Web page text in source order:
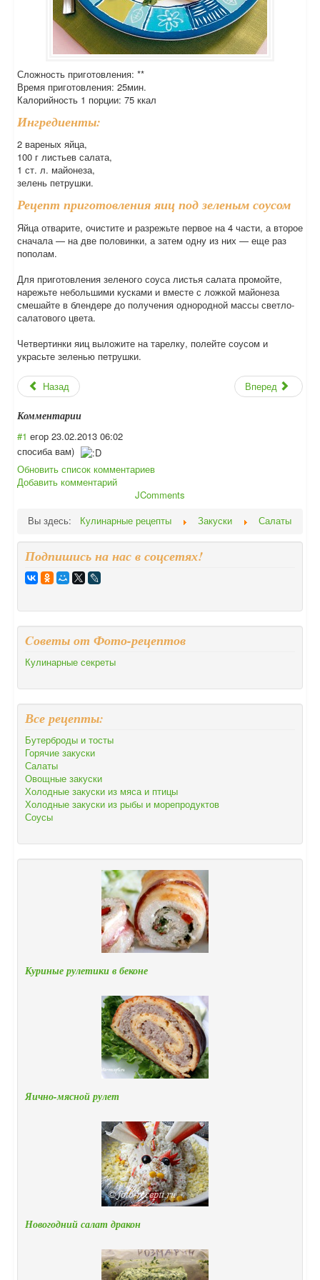
Сложность приготовления: **
Время приготовления: 25мин.
Калорийность 1 порции: 75 ккал
Ингредиенты:
2 вареных яйца,
100 г листьев салата,
1 ст. л. майонеза,
зелень петрушки.
Рецепт приготовления яиц под зеленым соусом
Яйца отварите, очистите и разрежьте первое на 4 части, а второе
сначала — на две половинки, а затем одну из них — еще раз
пополам.
Для приготовления зеленого соуса листья салата промойте,
нарежьте небольшими кусками и вместе с ложкой майонеза
смешайте в блендере до получения однородной массы светло-
салатового цвета.
Четвертинки яиц выложите на тарелку, полейте соусом и
украсьте зеленью петрушки.
Назад Вперед
Комментарии
#1 егор 23.02.2013 06:02
спосиба вам)
Обновить список комментариев
Добавить комментарий
JComments
Вы здесь:
Кулинарные рецепты Закуски Салаты
Подпишись на нас в соцсетях!
Cоветы от Фото-рецептов
Кулинарные секреты
Все рецепты:
Бутерброды и тосты
Горячие закуски
Салаты
Овощные закуски
Холодные закуски из мяса и птицы
Холодные закуски из рыбы и морепродуктов
Соусы
Куриные рулетики в беконе
Яично-мясной рулет
Новогодний салат дракон